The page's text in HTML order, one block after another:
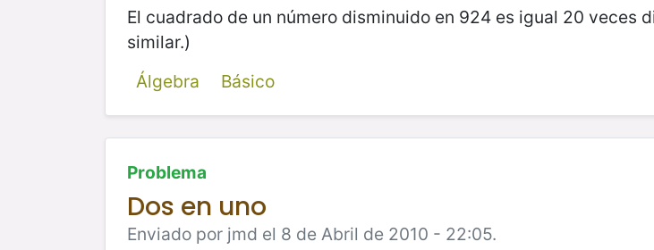
El cuadrado de un número disminuido en 924 es igual 20 veces
similar.)
Álgebra
Básico
Problema
Dos en uno
Enviado por jmd el 8 de Abril de 2010 - 22:05.